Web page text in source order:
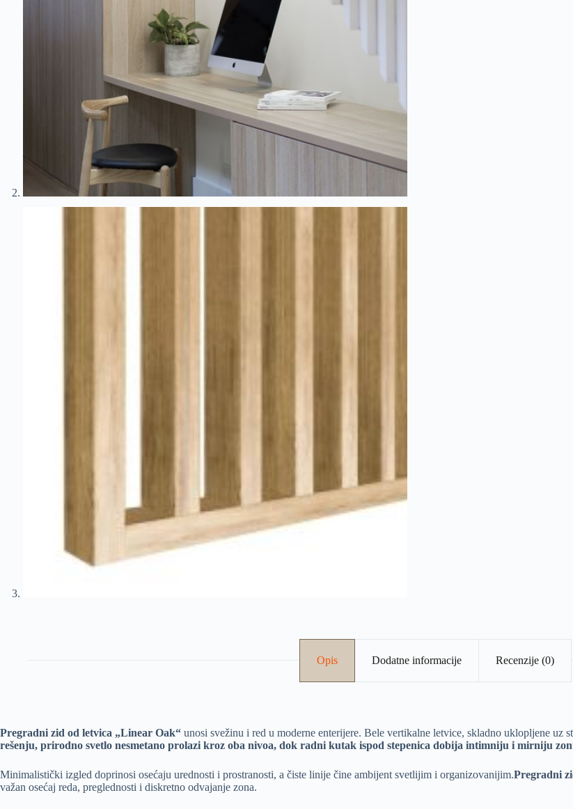
Opis Dodatne informacije Recenzije (0)
Pregradni zid od letvica „Linear Oak“ unosi svežinu i red u moderne enterijere. Bele vertikalne letvice, skladno uklopljene uz
rešenju, prirodno svetlo nesmetano prolazi kroz oba nivoa, dok radni kutak ispod stepenica dobija intimniju i mirniju
Minimalistički izgled doprinosi osećaju urednosti i prostranosti, a čiste linije čine ambijent svetlijim i organizovanijim.Pregradni
važan osećaj reda, preglednosti i diskretno odvajanje zona.